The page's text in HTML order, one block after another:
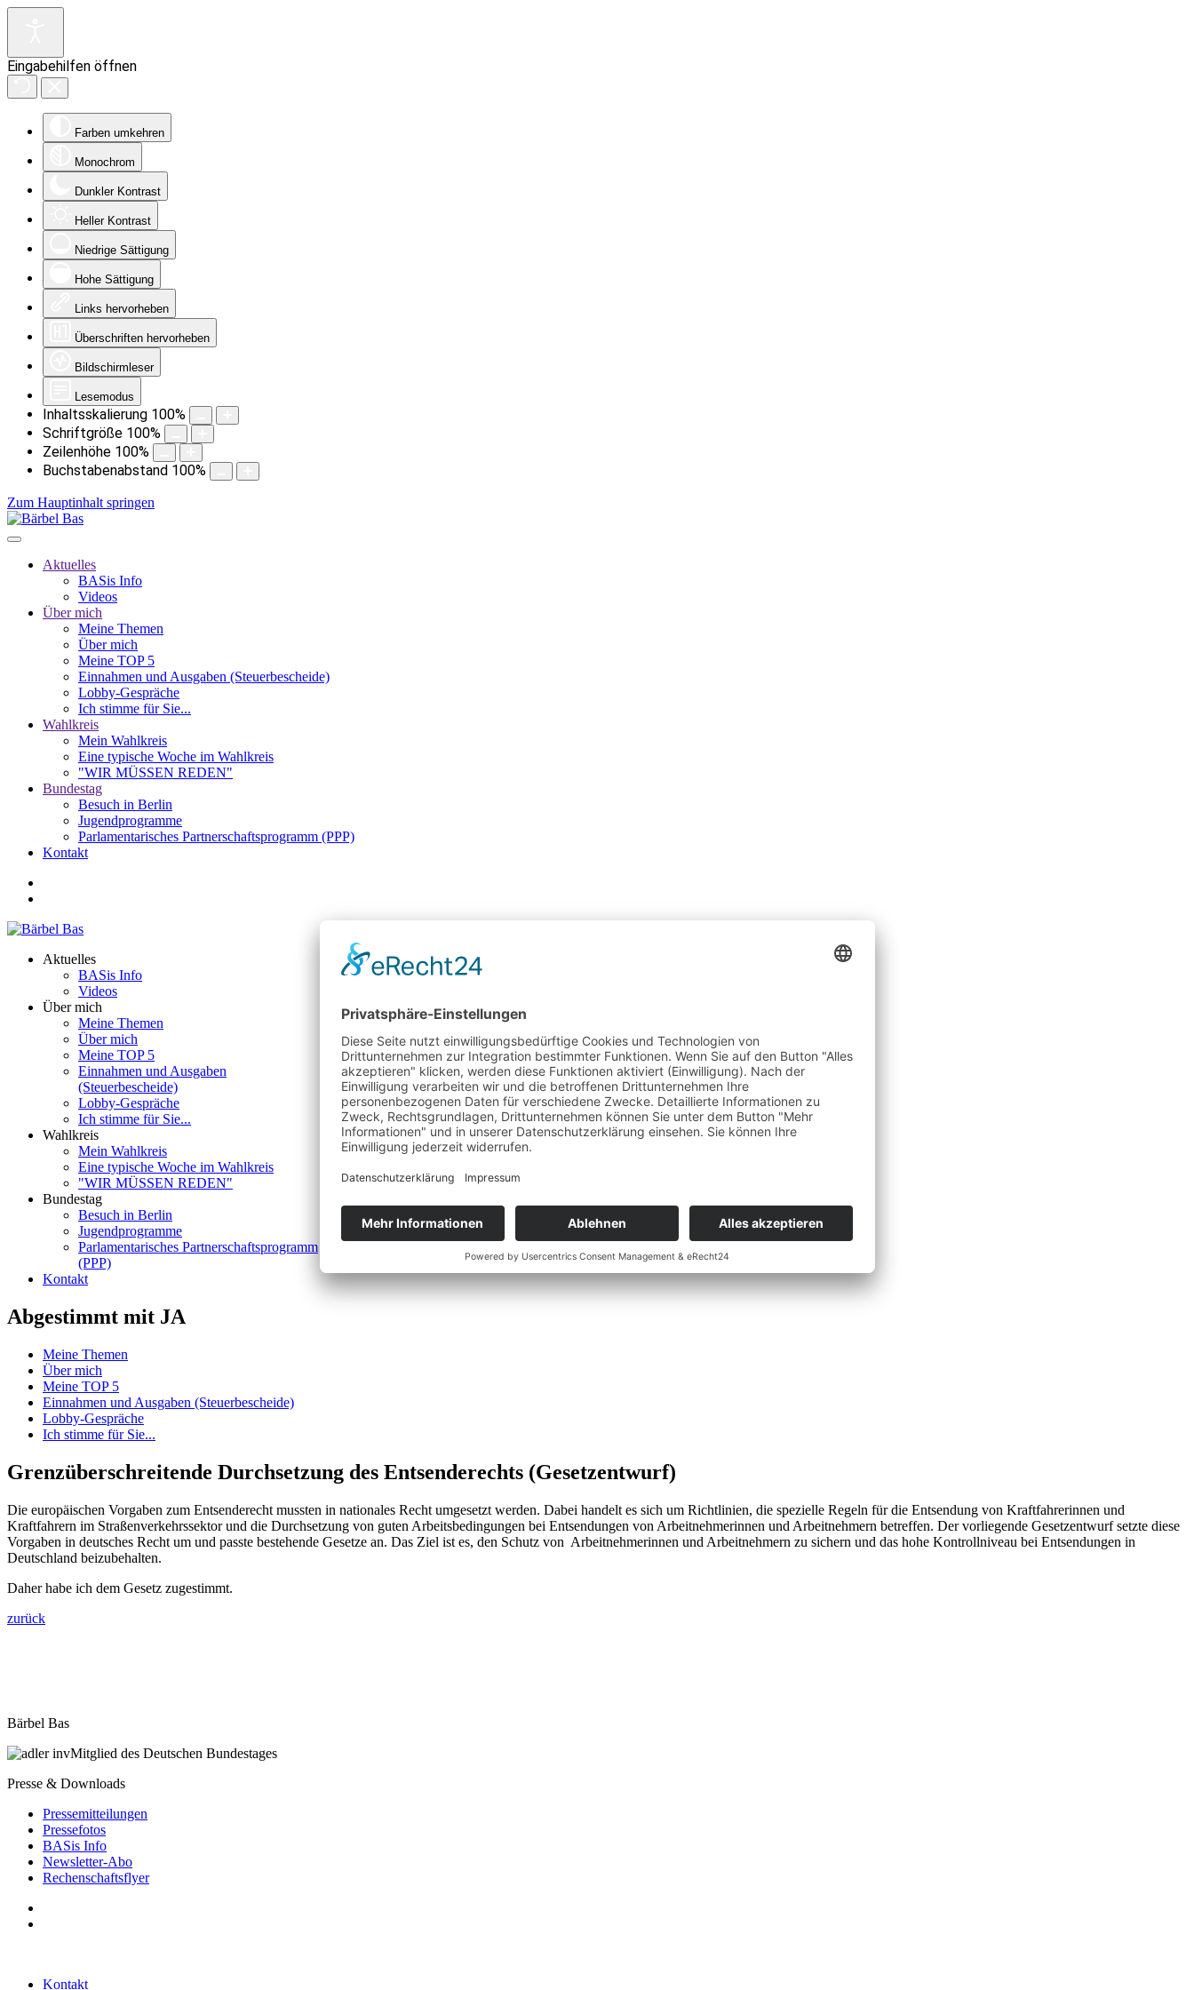
Eingabehilfen öffnen
Farben umkehren
Monochrom
Dunkler Kontrast
Heller Kontrast
Niedrige Sättigung
Hohe Sättigung
Links hervorheben
Überschriften hervorheben
Bildschirmleser
Lesemodus
Inhaltsskalierung 100%
Schriftgröße 100%
Zeilenhöhe 100%
Buchstabenabstand 100%
Zum Hauptinhalt springen
Aktuelles
BASis Info
Videos
Über mich
Meine Themen
Über mich
Meine TOP 5
Einnahmen und Ausgaben (Steuerbescheide)
Lobby-Gespräche
Ich stimme für Sie...
Wahlkreis
Mein Wahlkreis
Eine typische Woche im Wahlkreis
"WIR MÜSSEN REDEN"
Bundestag
Besuch in Berlin
Jugendprogramme
Parlamentarisches Partnerschaftsprogramm (PPP)
Kontakt
Aktuelles
BASis Info
Videos
Über mich
Meine Themen
Über mich
Meine TOP 5
Einnahmen und Ausgaben
(Steuerbescheide)
Lobby-Gespräche
Ich stimme für Sie...
Wahlkreis
Mein Wahlkreis
Eine typische Woche im Wahlkreis
"WIR MÜSSEN REDEN"
Bundestag
Besuch in Berlin
Jugendprogramme
Parlamentarisches Partnerschaftsprogramm
(PPP)
Kontakt
Abgestimmt mit JA
Meine Themen
Über mich
Meine TOP 5
Einnahmen und Ausgaben (Steuerbescheide)
Lobby-Gespräche
Ich stimme für Sie...
Grenzüberschreitende Durchsetzung des Entsenderechts (Gesetzentwurf)
Die europäischen Vorgaben zum Entsenderecht mussten in nationales Recht umgesetzt werden. Dabei handelt es sich um Richtlinien, die spezielle Regeln für die Entsendung von Kraftfahrerinnen und
Kraftfahrern im Straßenverkehrssektor und die Durchsetzung von guten Arbeitsbedingungen bei Entsendungen von Arbeitnehmerinnen und Arbeitnehmern betreffen. Der vorliegende Gesetzentwurf setzte diese
Vorgaben in deutsches Recht um und passte bestehende Gesetze an. Das Ziel ist es, den Schutz von Arbeitnehmerinnen und Arbeitnehmern zu sichern und das hohe Kontrollniveau bei Entsendungen in
Deutschland beizubehalten.
Daher habe ich dem Gesetz zugestimmt.
zurück
Bärbel Bas
Mitglied des Deutschen Bundestages
Presse & Downloads
Pressemitteilungen
Pressefotos
BASis Info
Newsletter-Abo
Rechenschaftsflyer
Kontakt